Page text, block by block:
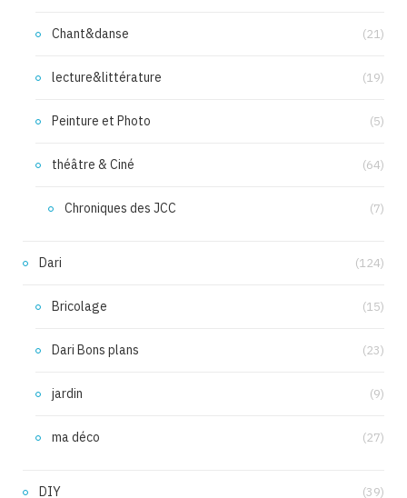
Chant&danse (21)
lecture&littérature (19)
Peinture et Photo (5)
théâtre & Ciné (64)
Chroniques des JCC (7)
Dari (124)
Bricolage (15)
Dari Bons plans (23)
jardin (9)
ma déco (27)
DIY (39)